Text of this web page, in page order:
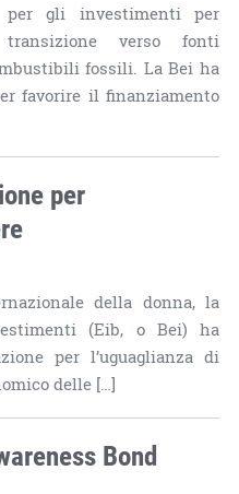
per gli investimenti per
verso fonti
fossili. La Bei ha
favorire il finanziamento
per
della donna, la
(Eib, o Bei) ha
per l’uguaglianza di
delle […]
Bond